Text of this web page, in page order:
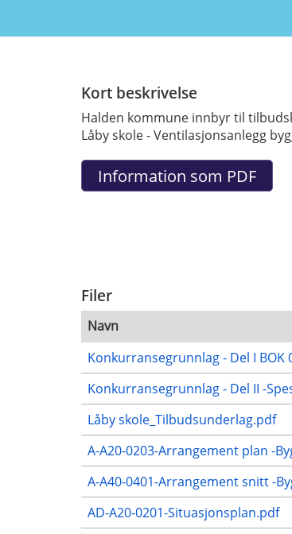
Kort beskrivelse
Halden kommune innbyr til
Låby skole - Ventilasjonsanlegg
Filer
Navn
Konkurransegrunnlag - Del I BOK
Konkurransegrunnlag - Del II -
Låby skole_Tilbudsunderlag.pdf
A-A20-0203-Arrangement plan -
A-A40-0401-Arrangement snitt -
AD-A20-0201-Situasjonsplan.pdf